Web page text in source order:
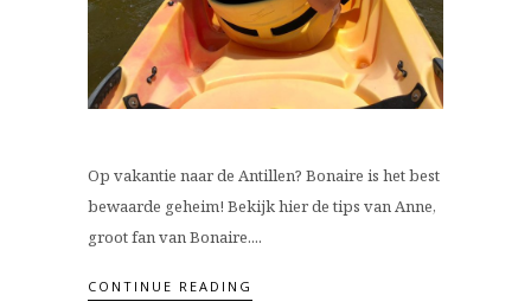
Op vakantie naar de Antillen? Bonaire is het best
bewaarde geheim! Bekijk hier de tips van Anne,
groot fan van Bonaire....
CONTINUE READING